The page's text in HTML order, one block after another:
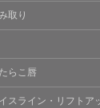
訂正・利用停止
人の申し出によ
削除、利用停止
切に対応します。
取り
らこ唇
スライン・リフトア